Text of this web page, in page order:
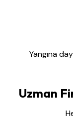
Yangına
Uzman